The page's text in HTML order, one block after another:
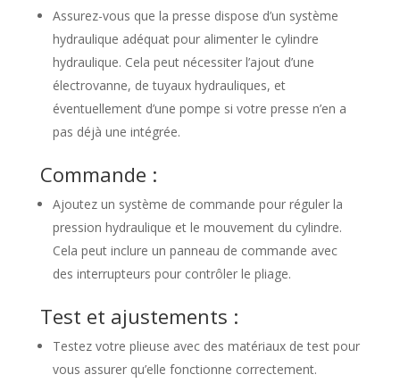
Assurez-vous que la presse dispose d’un système
hydraulique adéquat pour alimenter le cylindre
hydraulique. Cela peut nécessiter l’ajout d’une
électrovanne, de tuyaux hydrauliques, et
éventuellement d’une pompe si votre presse n’en a
pas déjà une intégrée.
Commande :
Ajoutez un système de commande pour réguler la
pression hydraulique et le mouvement du cylindre.
Cela peut inclure un panneau de commande avec
des interrupteurs pour contrôler le pliage.
Test et ajustements :
Testez votre plieuse avec des matériaux de test pour
vous assurer qu’elle fonctionne correctement.